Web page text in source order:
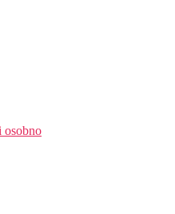
osobno